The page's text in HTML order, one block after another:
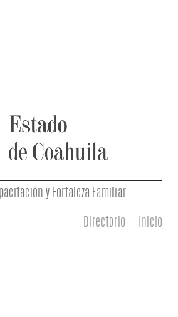
y Fortaleza Familiar.
Directorio Inicio